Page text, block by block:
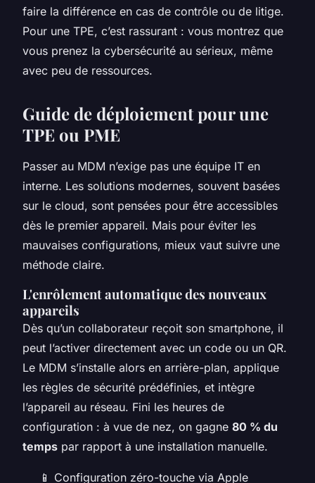
faire la différence en cas de contrôle ou de litige.
Pour une TPE, c’est rassurant : vous montrez que
vous prenez la cybersécurité au sérieux, même
avec peu de ressources.
Guide de déploiement pour une
TPE ou PME
Passer au MDM n’exige pas une équipe IT en
interne. Les solutions modernes, souvent basées
sur le cloud, sont pensées pour être accessibles
dès le premier appareil. Mais pour éviter les
mauvaises configurations, mieux vaut suivre une
méthode claire.
L'enrôlement automatique des nouveaux
appareils
Dès qu’un collaborateur reçoit son smartphone, il
peut l’activer directement avec un code ou un QR.
Le MDM s’installe alors en arrière-plan, applique
les règles de sécurité prédéfinies, et intègre
l’appareil au réseau. Fini les heures de
configuration : à vue de nez, on gagne 80 % du
temps par rapport à une installation manuelle.
📱 Configuration zéro-touche via Apple